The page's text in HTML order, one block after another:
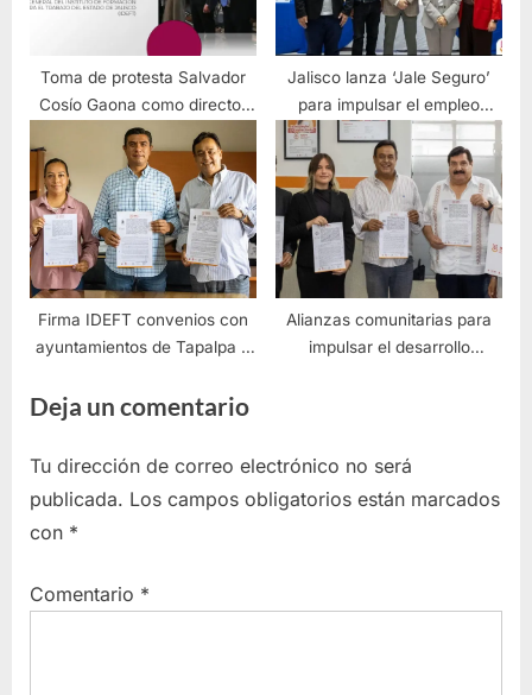
Toma de protesta Salvador
Cosío Gaona como director
de IDEFT
Jalisco lanza ‘Jale Seguro’
para impulsar el empleo
formal con apoyos y
capacitación
Firma IDEFT convenios con
ayuntamientos de Tapalpa y
Alianzas comunitarias para
impulsar el desarrollo
Deja un comentario
Tu dirección de correo electrónico no será
publicada. Los campos obligatorios están marcados
con *
Comentario *